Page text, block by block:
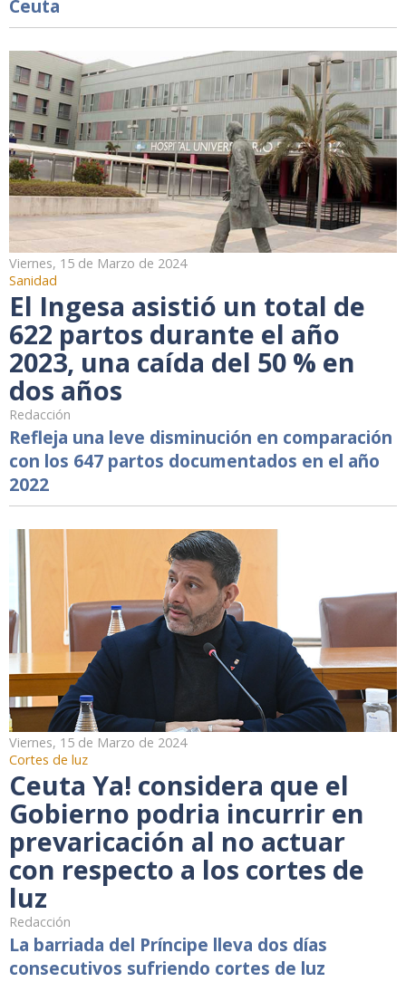
Ceuta
Viernes, 15 de Marzo de 2024
Sanidad
El Ingesa asistió un total de
622 partos durante el año
2023, una caída del 50 % en
dos años
Redacción
Refleja una leve disminución en comparación
con los 647 partos documentados en el año
2022
Viernes, 15 de Marzo de 2024
Cortes de luz
Ceuta Ya! considera que el
Gobierno podria incurrir en
prevaricación al no actuar
con respecto a los cortes de
luz
Redacción
La barriada del Príncipe lleva dos días
consecutivos sufriendo cortes de luz